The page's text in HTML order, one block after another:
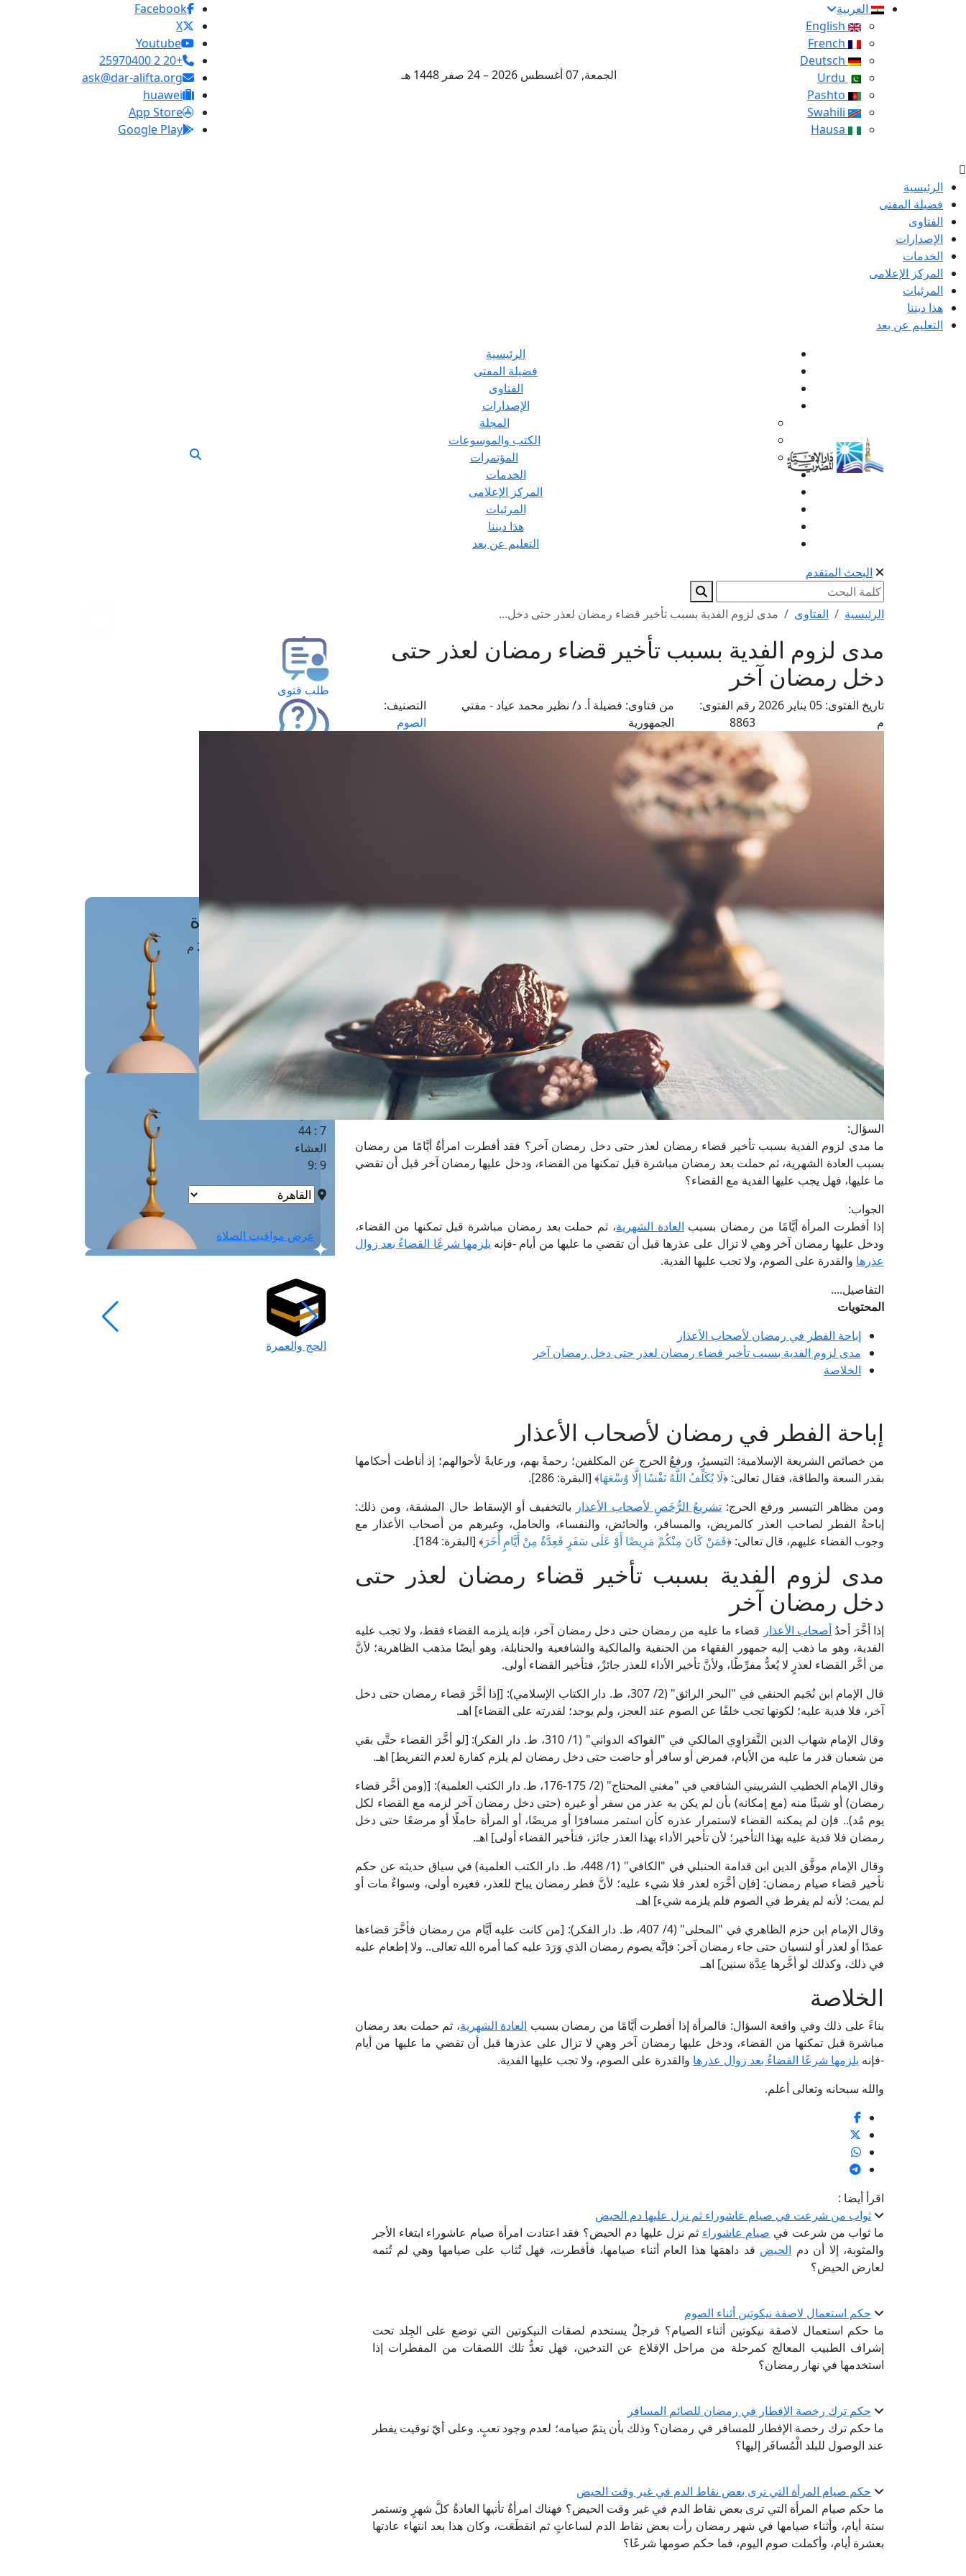
العربية
الجمعة, 07 أغسطس 2026 – 24 صفر 1448 هـ
Facebook
X
Youtube
+20 2 25970400
ask@dar-alifta.org
huawei
App Store
Google Play
الرئيسية
فضيلة المفتى
الفتاوى
الإصدارات
الخدمات
المركز الإعلامى
المرئيات
هذا ديننا
التعليم عن بعد
الرئيسية
فضيلة المفتى
الفتاوى
الإصدارات
المجلة
الكتب والموسوعات
المؤتمرات
الخدمات
المركز الإعلامى
المرئيات
هذا ديننا
التعليم عن بعد
البحث المتقدم
الرئيسية الفتاوى مدى لزوم الفدية بسبب تأخير قضاء رمضان لعذر حتى دخل...
مدى لزوم الفدية بسبب تأخير قضاء رمضان لعذر حتى
دخل رمضان آخر
تاريخ الفتوى:
05 يناير 2026
م
رقم الفتوى:
8863
من فتاوى: فضيلة أ. د/ نظير محمد عياد - مفتي
الجمهورية
التصنيف:
الصوم
السؤال:
ما مدى لزوم الفدية بسبب تأخير قضاء رمضان لعذر حتى دخل رمضان آخر؟ فقد أفطرت امرأةٌ أيَّامًا من رمضان
بسبب العادة الشهرية، ثم حملت بعد رمضان مباشرة قبل تمكنها من القضاء، ودخل عليها رمضان آخر قبل أن تقضي
ما عليها، فهل يجب عليها الفدية مع القضاء؟
الجواب:
إذا أفطرت المرأة أيَّامًا من رمضان بسبب العادة الشهرية، ثم حملت بعد رمضان مباشرة قبل تمكنها من القضاء،
ودخل عليها رمضان آخر وهي لا تزال على عذرها قبل أن تقضي ما عليها من أيام -فإنه يلزمها شرعًا القضاءُ بعد زوال
عذرها والقدرة على الصوم، ولا تجب عليها الفدية.
التفاصيل....
المحتويات
إباحة الفطر في رمضان لأصحاب الأعذار
مدى لزوم الفدية بسبب تأخير قضاء رمضان لعذر حتى دخل رمضان آخر
الخلاصة
إباحة الفطر في رمضان لأصحاب الأعذار
من خصائص الشريعة الإسلامية: التيسيرُ، ورفعُ الحرج عن المكلفين؛ رحمةً بهم، ورعايةً لأحوالهم؛ إذ أناطت أحكامها
بقدر السعة والطاقة، فقال تعالى: ﴿لَا يُكَلِّفُ اللَّهُ نَفْسًا إِلَّا وُسْعَهَا﴾ [البقرة: 286].
ومن مظاهر التيسير ورفع الحرج: تشريعُ الرُّخَصِ لأصحاب الأعذار بالتخفيف أو الإسقاط حال المشقة، ومن ذلك:
إباحةُ الفطر لصاحب العذر كالمريض، والمسافر، والحائض، والنفساء، والحامل، وغيرهم من أصحاب الأعذار مع
وجوب القضاء عليهم، قال تعالى: ﴿فَمَنْ كَانَ مِنْكُمْ مَرِيضًا أَوْ عَلَى سَفَرٍ فَعِدَّةٌ مِنْ أَيَّامٍ أُخَرَ﴾ [البقرة: 184].
مدى لزوم الفدية بسبب تأخير قضاء رمضان لعذر حتى
دخل رمضان آخر
إذا أخَّرَ أحدُأصحاب الأعذار قضاء ما عليه من رمضان حتى دخل رمضان آخر، فإنه يلزمه القضاء فقط، ولا تجب عليه
الفدية، وهو ما ذهب إليه جمهور الفقهاء من الحنفية والمالكية والشافعية والحنابلة، وهو أيضًا مذهب الظاهرية؛ لأنَّ
من أخَّر القضاء لعذرٍ لا يُعدُّ مفرِّطًا، ولأنَّ تأخير الأداء للعذر جائزٌ، فتأخير القضاء أولى.
قال الإمام ابن نُجَيم الحنفي في "البحر الرائق" (2/ 307، ط. دار الكتاب الإسلامي): [إذا أخَّرَ قضاء رمضان حتى دخل
آخر، فلا فدية عليه؛ لكونها تجب خلفًا عن الصوم عند العجز، ولم يوجد؛ لقدرته على القضاء] اهـ.
وقال الإمام شهاب الدين النَّفرَاوِي المالكي في "الفواكه الدواني" (1/ 310، ط. دار الفكر): [لو أخَّرَ القضاء حتَّى بقي
من شعبان قدر ما عليه من الأيام، فمرض أو سافر أو حاضت حتى دخل رمضان لم يلزم كفارة لعدم التفريط] اهـ.
وقال الإمام الخطيب الشربيني الشافعي في "مغني المحتاج" (2/ 175-176، ط. دار الكتب العلمية): [(ومن أخَّر قضاء
رمضان) أو شيئًا منه (مع إمكانه) بأن لم يكن به عذر من سفر أو غيره (حتى دخل رمضان آخر لزمه مع القضاء لكل
يوم مُد).. فإن لم يمكنه القضاء لاستمرار عذره كأن استمر مسافرًا أو مريضًا، أو المرأة حاملًا أو مرضعًا حتى دخل
رمضان فلا فدية عليه بهذا التأخير؛ لأن تأخير الأداء بهذا العذر جائز، فتأخير القضاء أولى] اهـ.
وقال الإمام موفَّق الدين ابن قدامة الحنبلي في "الكافي" (1/ 448، ط. دار الكتب العلمية) في سياق حديثه عن حكم
تأخير قضاء صيام رمضان: [فإن أخَّرَه لعذر فلا شيء عليه؛ لأنَّ فطر رمضان يباح للعذر، فغيره أولى، وسواءٌ مات أو
لم يمت؛ لأنه لم يفرط في الصوم فلم يلزمه شيء] اهـ.
وقال الإمام ابن حزم الظاهري في "المحلى" (4/ 407، ط. دار الفكر): [من كانت عليه أيَّام من رمضان فأخَّرَ قضاءها
عمدًا أو لعذر أو لنسيان حتى جاء رمضان آخر: فإنَّه يصوم رمضان الذي وَرَدَ عليه كما أمره الله تعالى.. ولا إطعام عليه
في ذلك، وكذلك لو أخَّرها عِدَّة سنين] اهـ.
الخلاصة
بناءً على ذلك وفي واقعة السؤال: فالمرأة إذا أفطرت أيَّامًا من رمضان بسبب العادة الشهرية، ثم حملت بعد رمضان
مباشرة قبل تمكنها من القضاء، ودخل عليها رمضان آخر وهي لا تزال على عذرها قبل أن تقضي ما عليها من أيام
-فإنه يلزمها شرعًا القضاءُ بعد زوال عذرها والقدرة على الصوم، ولا تجب عليها الفدية.
والله سبحانه وتعالى أعلم.
اقرأ أيضا :
ثواب من شرعت في صيام عاشوراء ثم نزل عليها دم الحيض
ما ثواب من شرعت في صيام عاشوراء ثم نزل عليها دم الحيض؟ فقد اعتادت امرأة صيام عاشوراء ابتغاء الأجر
والمثوبة، إلا أن دم الحيض قد داهمَها هذا العام أثناء صيامها، فأفطرت، فهل تُثاب على صيامها وهي لم تُتمه
لعارض الحيض؟
حكم استعمال لاصقة نيكوتين أثناء الصوم
ما حكم استعمال لاصقة نيكوتين أثناء الصيام؟ فرجلٌ يستخدم لصقات النيكوتين التي توضع على الجِلد تحت
إشراف الطبيب المعالج كمرحلة من مراحل الإقلاع عن التدخين، فهل تعدُّ تلك اللصقات من المفطرات إذا
استخدمها في نهار رمضان؟
حكم ترك رخصة الإفطار في رمضان للصائم المسافر
ما حكم ترك رخصة الإفطار للمسافر في رمضان؟ وذلك بأن يتمّ صيامه؛ لعدم وجود تعبٍ. وعلى أيّ توقيت يفطر
عند الوصول للبلد الْمُسافَر إليها؟
حكم صيام المرأة التي ترى بعض نقاط الدم في غير وقت الحيض
ما حكم صيام المرأة التي ترى بعض نقاط الدم في غير وقت الحيض؟ فهناك امرأةٌ تأتيها العادةُ كلَّ شهرٍ وتستمر
ستة أيام، وأثناء صيامها في شهر رمضان رأت بعض نقاط الدم لساعاتٍ ثم انقطَعَت، وكان هذا بعد انتهاء عادتها
بعشرة أيام، وأكملت صوم اليوم، فما حكم صومها شرعًا؟
طلب فتوى
مَواقِيتُ الصَّـــلاة
الفجر
4 :41
الظهر
1 : 1
العصر
4:38
7 : 44
العشاء
9 :9
عرض مواقيت الصلاة
الحج والعمرة